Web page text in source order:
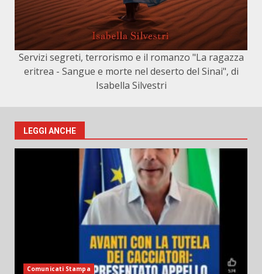
Servizi segreti, terrorismo e il romanzo "La ragazza
eritrea - Sangue e morte nel deserto del Sinai", di
Isabella Silvestri
LEGGI ANCHE
Comunicati Stampa